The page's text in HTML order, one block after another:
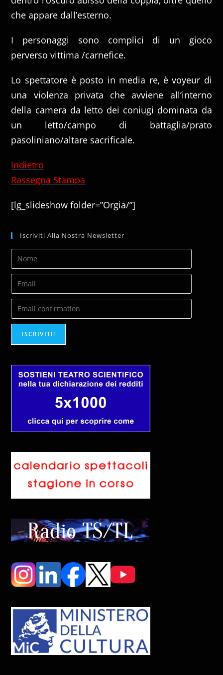
che appare dall’esterno.
I personaggi sono complici di un gioco
perverso vittima /carnefice.
Lo spettatore è posto in media re, è voyeur di
una violenza privata che avviene all’interno
della camera da letto dei coniugi dominata da
un letto/campo di battaglia/prato
pasoliniano/altare sacrificale.
Indietro
Rassegna Stampa
[lg_slideshow folder=”Orgia/”]
Iscriviti Alla Nostra Newsletter
ISCRIVITI!